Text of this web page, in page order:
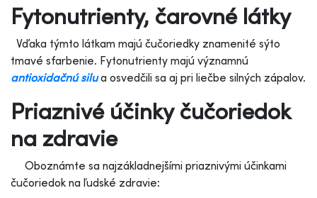
Fytonutrienty, čarovné látky
Vďaka týmto látkam majú čučoriedky znamenité sýto
tmavé sfarbenie. Fytonutrienty majú významnú
antioxidačnú silua osvedčili sa aj pri liečbe silných zápalov.
Priaznivé účinky čučoriedok
na zdravie
Oboznámte sa najzákladnejšími priaznivými účinkami
čučoriedok na ľudské zdravie: